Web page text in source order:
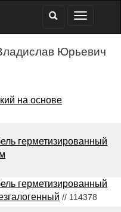
Юрьевич
на основе
герметизированный
герметизированный
// 114378